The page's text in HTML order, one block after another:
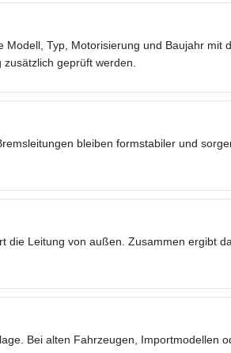
Typ, Motorisierung und Baujahr mit
geprüft werden.
bleiben formstabiler und
die Leitung von außen. Zusammen ergibt
Bei alten Fahrzeugen, Importmodellen